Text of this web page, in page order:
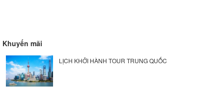
Khuyến mãi
LỊCH KHỞI HÀNH TOUR TRUNG QUỐC